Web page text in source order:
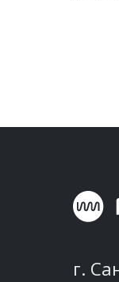
г.